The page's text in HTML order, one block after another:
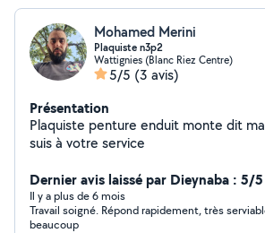
Mohamed Merini
Plaquiste n3p2
Wattignies (Blanc Riez Centre)
5/5 (3 avis)
Présentation
Plaquiste penture enduit monte dit mabel Apple moi je
suis à votre service
Dernier avis laissé par Dieynaba : 5/5
Il y a plus de 6 mois
Travail soigné. Répond rapidement, très serviable.
beaucoup